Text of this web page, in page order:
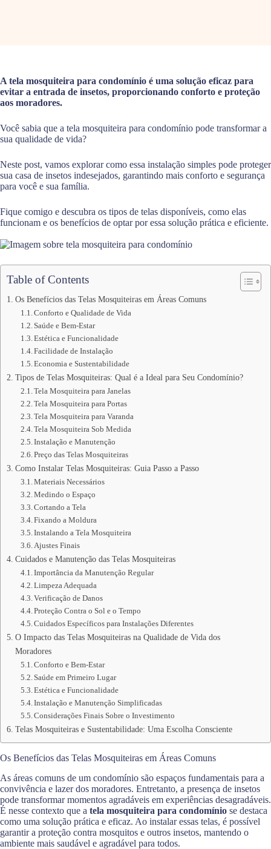
A tela mosquiteira para condomínio é uma solução eficaz para
evitar a entrada de insetos, proporcionando conforto e proteção
aos moradores.
Você sabia que a tela mosquiteira para condomínio pode transformar a
sua qualidade de vida?
Neste post, vamos explorar como essa instalação simples pode proteger
sua casa de insetos indesejados, garantindo mais conforto e segurança
para você e sua família.
Fique comigo e descubra os tipos de telas disponíveis, como elas
funcionam e os benefícios de optar por essa solução prática e eficiente.
Table of Contents
Os Benefícios das Telas Mosquiteiras em Áreas Comuns
Conforto e Qualidade de Vida
Saúde e Bem-Estar
Estética e Funcionalidade
Facilidade de Instalação
Economia e Sustentabilidade
Tipos de Telas Mosquiteiras: Qual é a Ideal para Seu Condomínio?
Tela Mosquiteira para Janelas
Tela Mosquiteira para Portas
Tela Mosquiteira para Varanda
Tela Mosquiteira Sob Medida
Instalação e Manutenção
Preço das Telas Mosquiteiras
Como Instalar Telas Mosquiteiras: Guia Passo a Passo
Materiais Necessários
Medindo o Espaço
Cortando a Tela
Fixando a Moldura
Instalando a Tela Mosquiteira
Ajustes Finais
Cuidados e Manutenção das Telas Mosquiteiras
Importância da Manutenção Regular
Limpeza Adequada
Verificação de Danos
Proteção Contra o Sol e o Tempo
Cuidados Específicos para Instalações Diferentes
O Impacto das Telas Mosquiteiras na Qualidade de Vida dos
Moradores
Conforto e Bem-Estar
Saúde em Primeiro Lugar
Estética e Funcionalidade
Instalação e Manutenção Simplificadas
Considerações Finais Sobre o Investimento
Telas Mosquiteiras e Sustentabilidade: Uma Escolha Consciente
Os Benefícios das Telas Mosquiteiras em Áreas Comuns
As áreas comuns de um condomínio são espaços fundamentais para a
convivência e lazer dos moradores. Entretanto, a presença de insetos
pode transformar momentos agradáveis em experiências desagradáveis.
É nesse contexto que a tela mosquiteira para condomínio se destaca
como uma solução prática e eficaz. Ao instalar essas telas, é possível
garantir a proteção contra mosquitos e outros insetos, mantendo o
ambiente mais saudável e agradável para todos.